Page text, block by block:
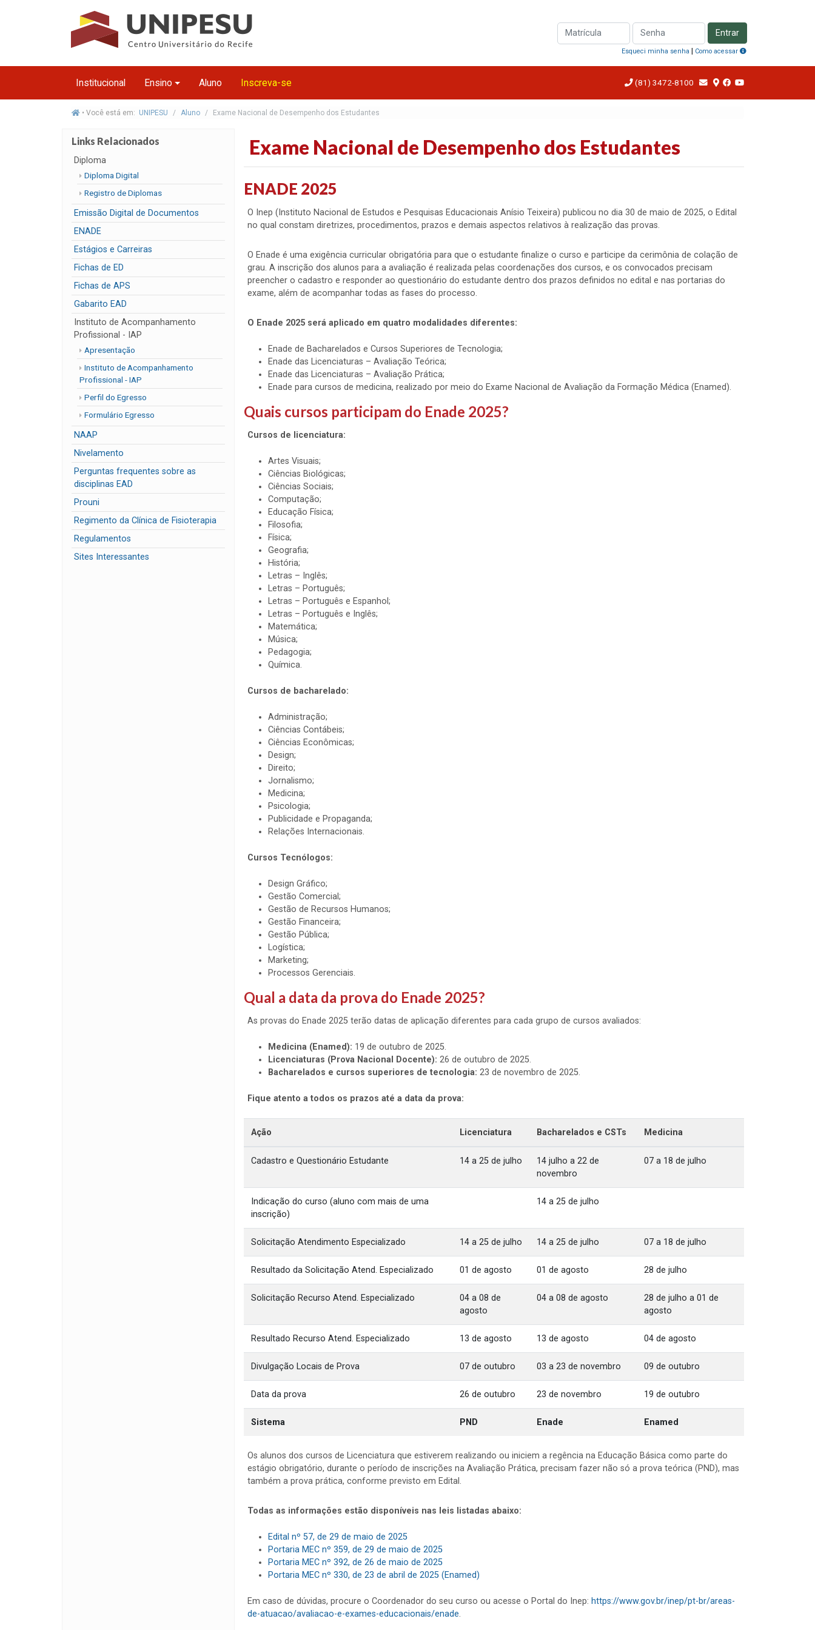
Entrar
Esqueci minha senha | Como acessar
Institucional Ensino Aluno Inscreva-se (81) 3472-8100
• Você está em: UNIPESU Aluno Exame Nacional de Desempenho dos Estudantes
Links Relacionados
Diploma
Diploma Digital
Registro de Diplomas
Emissão Digital de Documentos
ENADE
Estágios e Carreiras
Fichas de ED
Fichas de APS
Gabarito EAD
Instituto de Acompanhamento
Profissional - IAP
Apresentação
Instituto de Acompanhamento
Profissional - IAP
Perfil do Egresso
Formulário Egresso
NAAP
Nivelamento
Perguntas frequentes sobre as
disciplinas EAD
Prouni
Regimento da Clínica de Fisioterapia
Regulamentos
Sites Interessantes
Exame Nacional de Desempenho dos Estudantes
ENADE 2025
O Inep (Instituto Nacional de Estudos e Pesquisas Educacionais Anísio Teixeira) publicou no dia 30 de maio de 2025, o Edital
no qual constam diretrizes, procedimentos, prazos e demais aspectos relativos à realização das provas.
O Enade é uma exigência curricular obrigatória para que o estudante finalize o curso e participe da cerimônia de colação de
grau. A inscrição dos alunos para a avaliação é realizada pelas coordenações dos cursos, e os convocados precisam
preencher o cadastro e responder ao questionário do estudante dentro dos prazos definidos no edital e nas portarias do
exame, além de acompanhar todas as fases do processo.
O Enade 2025 será aplicado em quatro modalidades diferentes:
Enade de Bacharelados e Cursos Superiores de Tecnologia;
Enade das Licenciaturas – Avaliação Teórica;
Enade das Licenciaturas – Avaliação Prática;
Enade para cursos de medicina, realizado por meio do Exame Nacional de Avaliação da Formação Médica (Enamed).
Quais cursos participam do Enade 2025?
Cursos de licenciatura:
Artes Visuais;
Ciências Biológicas;
Ciências Sociais;
Computação;
Educação Física;
Filosofia;
Física;
Geografia;
História;
Letras – Inglês;
Letras – Português;
Letras – Português e Espanhol;
Letras – Português e Inglês;
Matemática;
Música;
Pedagogia;
Química.
Cursos de bacharelado:
Administração;
Ciências Contábeis;
Ciências Econômicas;
Design;
Direito;
Jornalismo;
Medicina;
Psicologia;
Publicidade e Propaganda;
Relações Internacionais.
Cursos Tecnólogos:
Design Gráfico;
Gestão Comercial;
Gestão de Recursos Humanos;
Gestão Financeira;
Gestão Pública;
Logística;
Marketing;
Processos Gerenciais.
Qual a data da prova do Enade 2025?
As provas do Enade 2025 terão datas de aplicação diferentes para cada grupo de cursos avaliados:
Medicina (Enamed): 19 de outubro de 2025.
Licenciaturas (Prova Nacional Docente): 26 de outubro de 2025.
Bacharelados e cursos superiores de tecnologia: 23 de novembro de 2025.
Fique atento a todos os prazos até a data da prova:
Ação Licenciatura Bacharelados e CSTs Medicina
Cadastro e Questionário Estudante 14 a 25 de julho
14 julho a 22 de
novembro
07 a 18 de julho
Indicação do curso (aluno com mais de uma
inscrição)
14 a 25 de julho
Solicitação Atendimento Especializado 14 a 25 de julho 14 a 25 de julho 07 a 18 de julho
Resultado da Solicitação Atend. Especializado 01 de agosto 01 de agosto 28 de julho
Solicitação Recurso Atend. Especializado
04 a 08 de
agosto
04 a 08 de agosto
28 de julho a 01 de
agosto
Resultado Recurso Atend. Especializado 13 de agosto 13 de agosto 04 de agosto
Divulgação Locais de Prova 07 de outubro 03 a 23 de novembro 09 de outubro
Data da prova 26 de outubro 23 de novembro 19 de outubro
Sistema PND Enade Enamed
Os alunos dos cursos de Licenciatura que estiverem realizando ou iniciem a regência na Educação Básica como parte do
estágio obrigatório, durante o período de inscrições na Avaliação Prática, precisam fazer não só a prova teórica (PND), mas
também a prova prática, conforme previsto em Edital.
Todas as informações estão disponíveis nas leis listadas abaixo:
Edital nº 57, de 29 de maio de 2025
Portaria MEC nº 359, de 29 de maio de 2025
Portaria MEC nº 392, de 26 de maio de 2025
Portaria MEC nº 330, de 23 de abril de 2025 (Enamed)
Em caso de dúvidas, procure o Coordenador do seu curso ou acesse o Portal do Inep: https://www.gov.br/inep/pt-br/areas-
de-atuacao/avaliacao-e-exames-educacionais/enade.